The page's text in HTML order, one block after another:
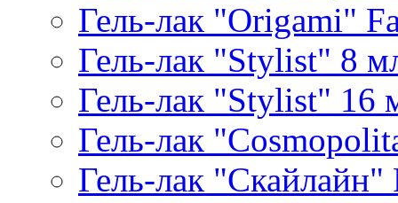
Гель-лак "Origami"
Гель-лак "Stylist" 8
Гель-лак "Stylist" 16
Гель-лак
Гель-лак "Скайлайн"